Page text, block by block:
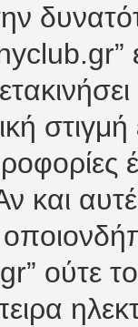
στιγμή
και
ούτε